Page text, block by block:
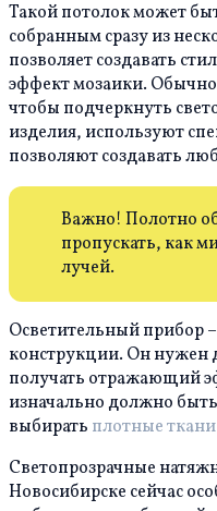
Такой потолок может
собранным сразу из
позволяет создавать
эффект мозаики.
чтобы подчеркнуть
изделия, используют
позволяют создавать
Важно! Полотно
пропускать, как
лучей.
Осветительный прибор
конструкции. Он нужен
получать отражающий
изначально должно
выбирать плотные ткани
Светопрозрачные
Новосибирске сейчас